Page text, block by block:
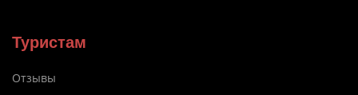
Туристам
Отзывы